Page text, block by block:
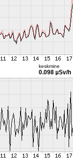
keskmine
0.098 µSv/h